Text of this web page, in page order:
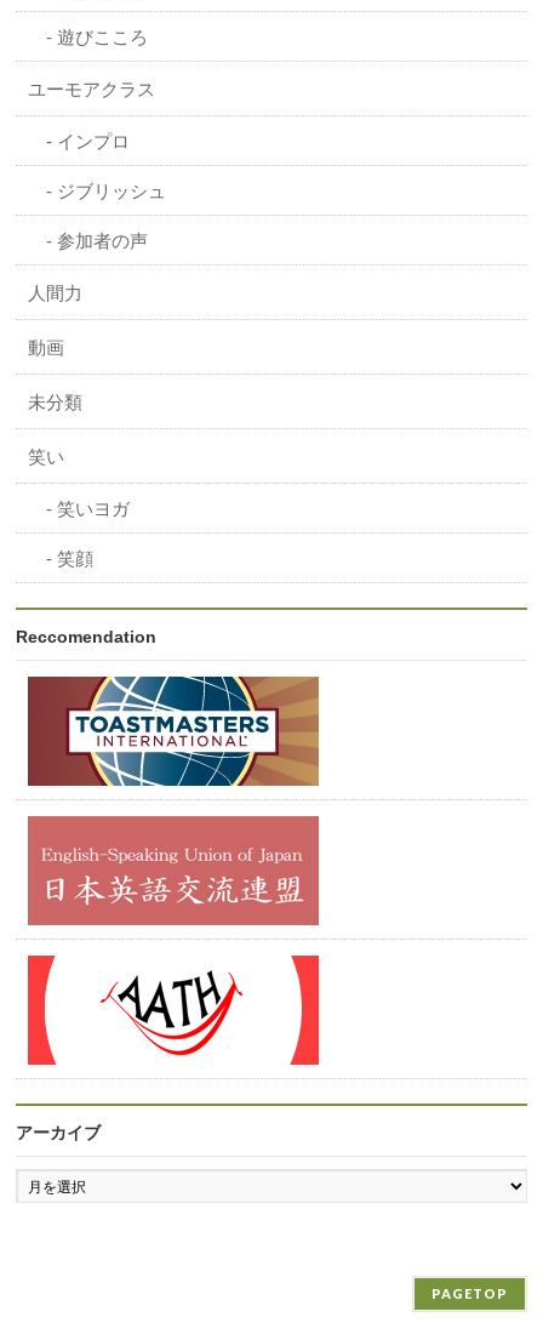
遊びこころ
ユーモアクラス
インプロ
ジブリッシュ
参加者の声
人間力
動画
未分類
笑い
笑いヨガ
笑顔
Reccomendation
アーカイブ
ア
ー
PAGETOP